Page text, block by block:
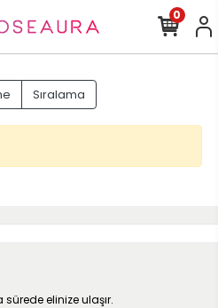
0
Sıralama
sürede elinize ulaşır.